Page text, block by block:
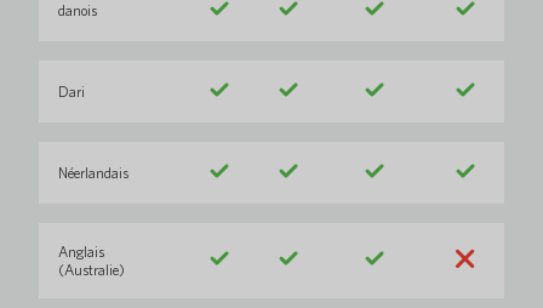
danois
Dari
Néerlandais
Anglais
(Australie)